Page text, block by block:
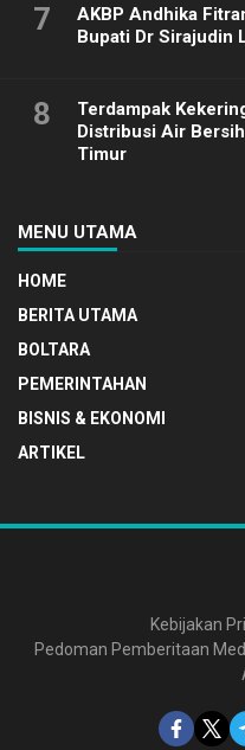
7
AKBP Andhika
Bupati Dr Sirajudin
8
Terdampak
Distribusi Air
Timur
MENU UTAMA
HOME
BERITA UTAMA
BOLTARA
PEMERINTAHAN
BISNIS & EKONOMI
ARTIKEL
Kebijakan
Pedoman Pemberitaan